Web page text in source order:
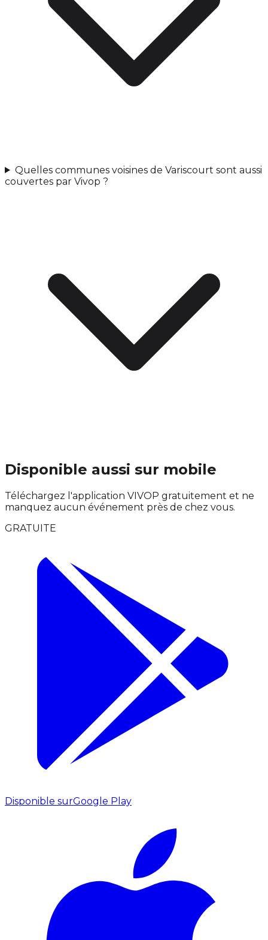
Quelles communes voisines de Variscourt sont aussi
couvertes par Vivop ?
Disponible aussi sur mobile
Téléchargez l'application VIVOP gratuitement et ne
manquez aucun événement près de chez vous.
GRATUITE
Disponible surGoogle Play